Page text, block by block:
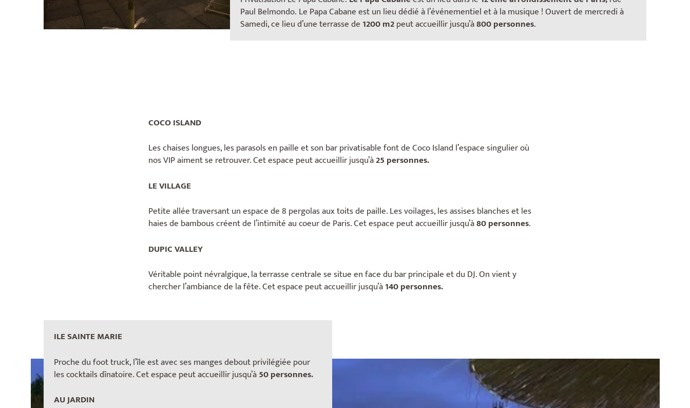
Paul Belmondo. Le Papa Cabane est un lieu dédié à l’événementiel et à la musique ! Ouvert de mercredi à
Samedi, ce lieu d’une terrasse de 1200 m2peut accueillir jusqu’à800 personnes.
COCO ISLAND
Les chaises longues, les parasols en paille et son bar privatisable font de Coco Island l’espace singulier où
nos VIP aiment se retrouver. Cet espace peut accueillir jusqu’à25 personnes.
LE VILLAGE
Petite allée traversant un espace de 8 pergolas aux toits de paille. Les voilages, les assises blanches et les
haies de bambous créent de l’intimité au coeur de Paris. Cet espace peut accueillir jusqu’à80 personnes.
DUPIC VALLEY
Véritable point névralgique, la terrasse centrale se situe en face du bar principale et du DJ. On vient y
chercher l’ambiance de la fête. Cet espace peut accueillir jusqu’à140 personnes.
ILE SAINTE MARIE
Proche du foot truck, l’île est avec ses manges debout privilégiée pour
les cocktails dînatoire. Cet espace peut accueillir jusqu’à50 personnes.
AU JARDIN